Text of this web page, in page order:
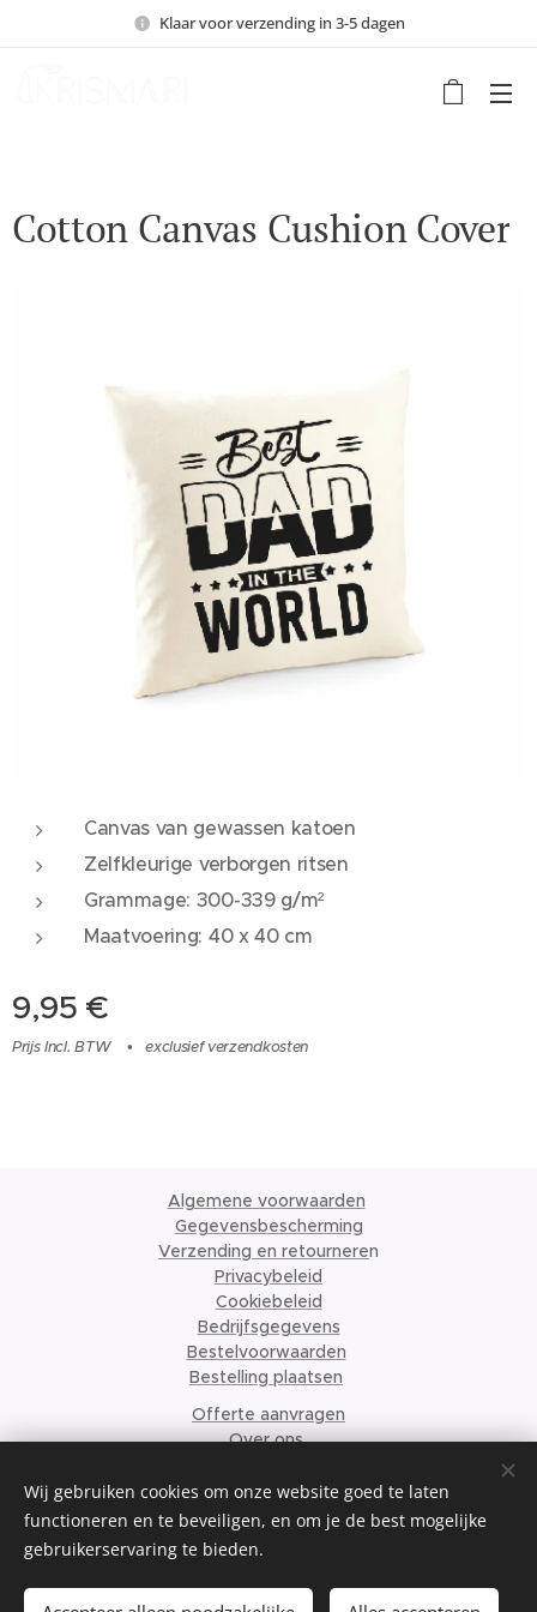
Klaar voor verzending in 3-5 dagen
Cotton Canvas Cushion Cover
Canvas van gewassen katoen
Zelfkleurige verborgen ritsen
Grammage: 300-339 g/m²
Maatvoering: 40 x 40 cm
9,95 €
Prijs Incl. BTW exclusief verzendkosten
Algemene voorwaarden
Gegevensbescherming
Verzending en retourneren
Privacybeleid
Cookiebeleid
Bedrijfsgegevens
Bestelvoorwaarden
Bestelling plaatsen
Offerte aanvragen
Over ons
Talen
Nederlands
English
Wij gebruiken cookies om onze website goed te laten
functioneren en te beveiligen, en om je de best mogelijke
gebruikerservaring te bieden.